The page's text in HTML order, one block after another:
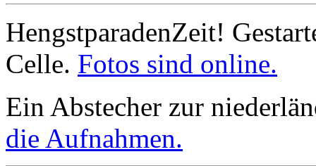
HengstparadenZeit!
Celle. Fotos sind online.
Ein Abstecher zur
die Aufnahmen.